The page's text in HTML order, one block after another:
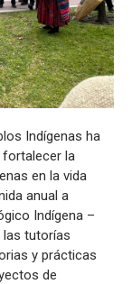
Indígenas ha
la
en la vida
anual a
Indígena –
las tutorías
y prácticas
de